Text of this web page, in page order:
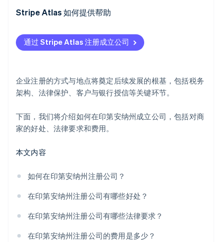
提交公司设立申请文件
创建内部文件
完成其他法定企业程序
企业经营架构与管理模式的灵活性
具备印第安纳州真实地址的注册代理人
向州政府提交的成立文件
内部治理文件
州申请费
注册代理费用
两年期报告费
Stripe Atlas 如何提供帮助
申请使用 Atlas 注册公司
在获取雇主识别号 (EIN) 前开通收款和银行服务
自动提交 83(b) 税务申报
Stripe Payments 服务首年免费，更享价值 5 万美元的
通过 Stripe Atlas 注册成立公司
企业注册的方式与地点将奠定后续发展的根基，包括税务
架构、法律保护、客户与银行授信等关键环节。
下面，我们将介绍如何在印第安纳州成立公司，包括对商
家的好处、法律要求和费用。
本文内容
如何在印第安纳州注册公司？
在印第安纳州注册公司有哪些好处？
在印第安纳州注册公司有哪些法律要求？
在印第安纳州注册公司的费用是多少？